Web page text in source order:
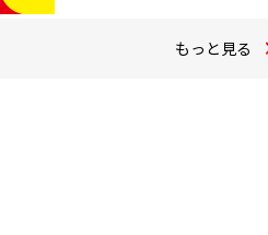
もっと見る